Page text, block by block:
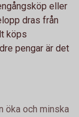
eller
dras från
köps
pengar är det
öka och minska